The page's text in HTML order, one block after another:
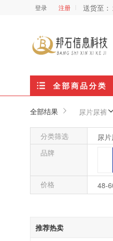
登录 注册 送货至：
全部商品分类
全部结果 尿片尿裤
分类筛选 尿
品牌
价格 48-
推荐热卖